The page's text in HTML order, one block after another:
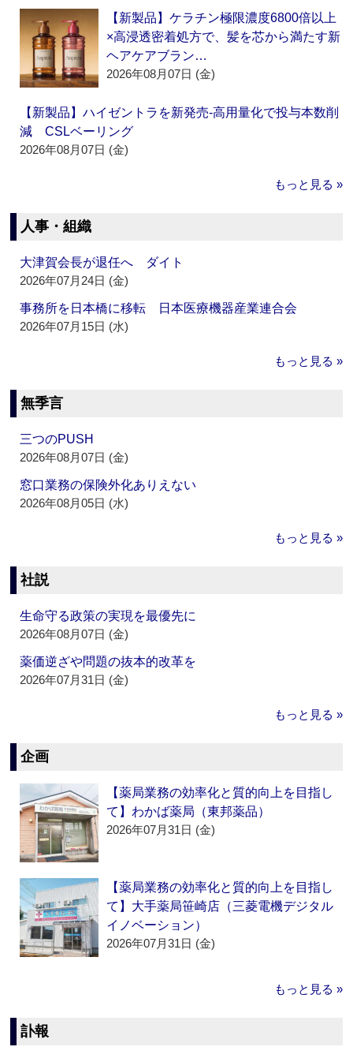
【新製品】ケラチン極限濃度6800倍以上
×高浸透密着処方で、髪を芯から満たす新
ヘアケアブラン…
2026年08月07日 (金)
【新製品】ハイゼントラを新発売‐高用量化で投与本数削
減 CSLベーリング
2026年08月07日 (金)
もっと見る »
人事・組織
大津賀会長が退任へ ダイト
2026年07月24日 (金)
事務所を日本橋に移転 日本医療機器産業連合会
2026年07月15日 (水)
もっと見る »
無季言
三つのPUSH
2026年08月07日 (金)
窓口業務の保険外化ありえない
2026年08月05日 (水)
もっと見る »
社説
生命守る政策の実現を最優先に
2026年08月07日 (金)
薬価逆ざや問題の抜本的改革を
2026年07月31日 (金)
もっと見る »
企画
【薬局業務の効率化と質的向上を目指し
て】わかば薬局（東邦薬品）
2026年07月31日 (金)
【薬局業務の効率化と質的向上を目指し
て】大手薬局笹崎店（三菱電機デジタル
イノベーション）
2026年07月31日 (金)
もっと見る »
訃報